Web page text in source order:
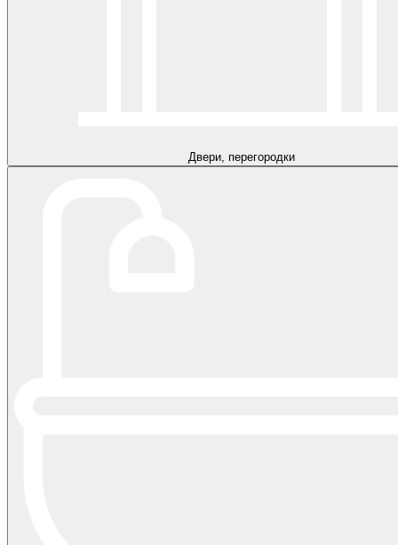
Двери, перегородки